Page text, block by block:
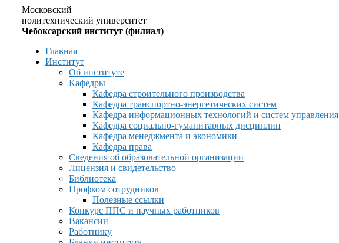
Московский
политехнический университет
Чебоксарский институт (филиал)
Главная
Институт
Об институте
Кафедры
Кафедра строительного производства
Кафедра транспортно-энергетических систем
Кафедра информационных технологий и систем управления
Кафедра социально-гуманитарных дисциплин
Кафедра менеджмента и экономики
Кафедра права
Сведения об образовательной организации
Лицензия и свидетельство
Библиотека
Профком сотрудников
Полезные ссылки
Конкурс ППС и научных работников
Вакансии
Работнику